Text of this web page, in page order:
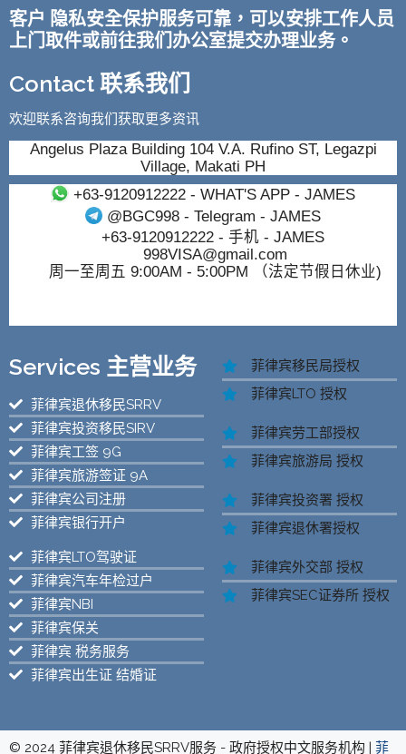
客户 隐私安全保护服务可靠，可以安排工作人员
上门取件或前往我们办公室提交办理业务。
Contact 联系我们
欢迎联系咨询我们获取更多资讯
Angelus Plaza Building 104 V.A. Rufino ST, Legazpi
Village, Makati PH
+63-9120912222- WHAT'S APP - JAMES
@BGC998 - Telegram - JAMES
+63-9120912222- 手机 - JAMES
998VISA@gmail.com
周一至周五 9:00AM - 5:00PM （法定节假日休业)
Services 主营业务
菲律宾退休移民SRRV
菲律宾投资移民SIRV
菲律宾工签 9G
菲律宾旅游签证 9A
菲律宾公司注册
菲律宾银行开户
菲律宾LTO驾驶证
菲律宾汽车年检过户
菲律宾NBI
菲律宾保关
菲律宾 税务服务
菲律宾出生证 结婚证
菲律宾移民局授权
菲律宾LTO 授权
菲律宾劳工部授权
菲律宾旅游局 授权
菲律宾投资署 授权
菲律宾退休署授权
菲律宾外交部 授权
菲律宾SEC证券所 授权
© 2024 菲律宾退休移民SRRV服务 - 政府授权中文服务机构 | 菲